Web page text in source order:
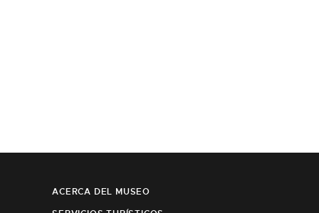
ACERCA DEL MUSEO